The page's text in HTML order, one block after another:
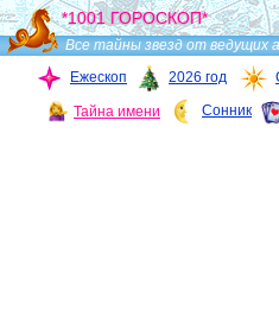
*1001 ГОРОСКОП*
Все тайны звезд от ведущих
Ежескоп
2026 год
Тайна имени Сонник